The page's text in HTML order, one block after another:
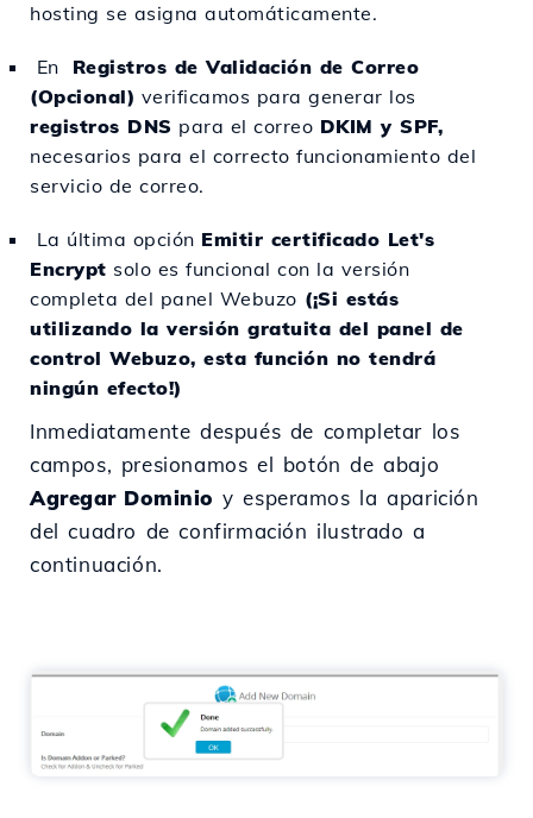
hosting se asigna automáticamente.
En Registros de Validación de Correo
(Opcional) verificamos para generar los
registros DNS para el correo DKIM y SPF,
necesarios para el correcto funcionamiento del
servicio de correo.
La última opción Emitir certificado Let's
Encrypt solo es funcional con la versión
completa del panel Webuzo (¡Si estás
utilizando la versión gratuita del panel de
control Webuzo, esta función no tendrá
ningún efecto!)
Inmediatamente después de completar los
campos, presionamos el botón de abajo
Agregar Dominio y esperamos la aparición
del cuadro de confirmación ilustrado a
continuación.